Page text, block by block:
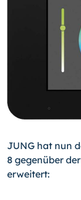
JUNG hat nun
8 gegenüber der
erweitert: